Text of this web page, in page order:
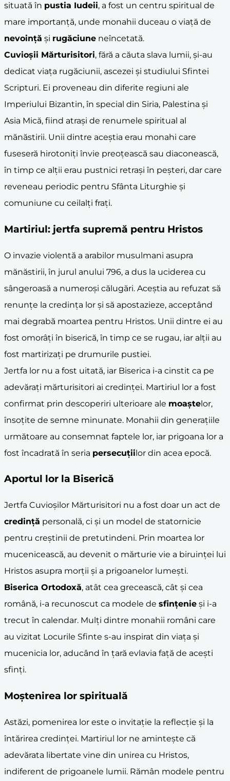
situată în pustia Iudeii, a fost un centru spiritual de
mare importanţă, unde monahii duceau o viaţă de
nevoinţă şi rugăciune neîncetată.
Cuvioşii Mărturisitori, fără a căuta slava lumii, şi-au
dedicat viaţa rugăciunii, ascezei şi studiului Sfintei
Scripturi. Ei proveneau din diferite regiuni ale
Imperiului Bizantin, în special din Siria, Palestina şi
Asia Mică, fiind atraşi de renumele spiritual al
mănăstirii. Unii dintre aceştia erau monahi care
fuseseră hirotoniţi învie preoţească sau diaconească,
în timp ce alţii erau pustnici retraşi în peşteri, dar care
reveneau periodic pentru Sfânta Liturghie şi
comuniune cu ceilalţi fraţi.
Martiriul: jertfa supremă pentru Hristos
O invazie violentă a arabilor musulmani asupra
mănăstirii, în jurul anului 796, a dus la uciderea cu
sângeroasă a numeroşi călugări. Aceştia au refuzat să
renunţe la credinţa lor şi să apostazieze, acceptând
mai degrabă moartea pentru Hristos. Unii dintre ei au
fost omorâţi în biserică, în timp ce se rugau, iar alţii au
fost martirizaţi pe drumurile pustiei.
Jertfa lor nu a fost uitată, iar Biserica i-a cinstit ca pe
adevăraţi mărturisitori ai credinţei. Martiriul lor a fost
confirmat prin descoperiri ulterioare ale moaştelor,
însoţite de semne minunate. Monahii din generaţiile
următoare au consemnat faptele lor, iar prigoana lor a
fost încadrată în seria persecuţiilor din acea epocă.
Aportul lor la Biserică
Jertfa Cuvioşilor Mărturisitori nu a fost doar un act de
credinţă personală, ci şi un model de statornicie
pentru creştinii de pretutindeni. Prin moartea lor
mucenicească, au devenit o mărturie vie a biruinţei lui
Hristos asupra morţii şi a prigoanelor lumeşti.
Biserica Ortodoxă, atât cea grecească, cât şi cea
română, i-a recunoscut ca modele de sfinţenie şi i-a
trecut în calendar. Mulţi dintre monahii români care
au vizitat Locurile Sfinte s-au inspirat din viaţa şi
mucenicia lor, aducând în ţară evlavia faţă de aceşti
sfinţi.
Moştenirea lor spirituală
Astăzi, pomenirea lor este o invitaţie la reflecţie şi la
întărirea credinţei. Martiriul lor ne aminteşte că
adevărata libertate vine din unirea cu Hristos,
indiferent de prigoanele lumii. Rămân modele pentru